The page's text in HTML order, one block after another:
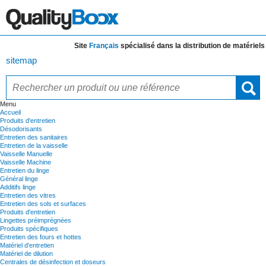
SiteFrançaisspécialisé dans la distribution dematériels et
sitemap
Menu
Accueil
Produits d'entretien
Désodorisants
Entretien des sanitaires
Entretien de la vaisselle
Vaisselle Manuelle
Vaisselle Machine
Entretien du linge
Général linge
Additifs linge
Entretien des vitres
Entretien des sols et surfaces
Produits d'entretien
Lingettes préimprégnées
Produits spécifiques
Entretien des fours et hottes
Matériel d'entretien
Matériel de dilution
Centrales de désinfection et doseurs